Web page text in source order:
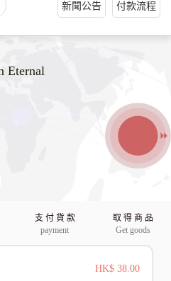
新聞公告 付款流程
Eternal
支 付 貨 款
payment
取 得 商 品
Get goods
HK$ 38.00